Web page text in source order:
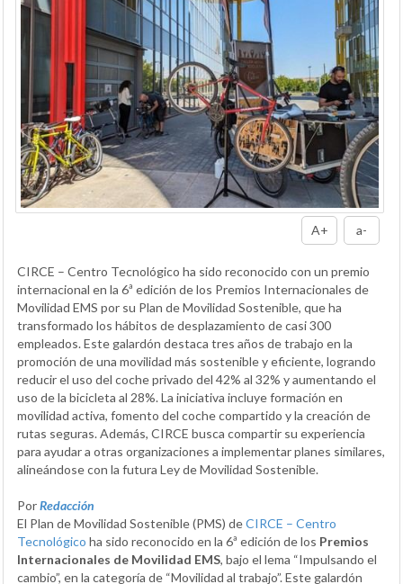
A+ a-
CIRCE – Centro Tecnológico ha sido reconocido con un premio
internacional en la 6ª edición de los Premios Internacionales de
Movilidad EMS por su Plan de Movilidad Sostenible, que ha
transformado los hábitos de desplazamiento de casi 300
empleados. Este galardón destaca tres años de trabajo en la
promoción de una movilidad más sostenible y eficiente, logrando
reducir el uso del coche privado del 42% al 32% y aumentando el
uso de la bicicleta al 28%. La iniciativa incluye formación en
movilidad activa, fomento del coche compartido y la creación de
rutas seguras. Además, CIRCE busca compartir su experiencia
para ayudar a otras organizaciones a implementar planes similares,
alineándose con la futura Ley de Movilidad Sostenible.
PorRedacción
El Plan de Movilidad Sostenible (PMS) deCIRCE – Centro
Tecnológico ha sido reconocido en la 6ª edición de los Premios
Internacionales de Movilidad EMS, bajo el lema “Impulsando el
cambio”, en la categoría de “Movilidad al trabajo”. Este galardón